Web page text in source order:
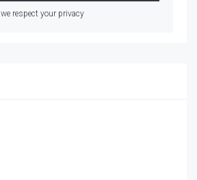
we respect your privacy